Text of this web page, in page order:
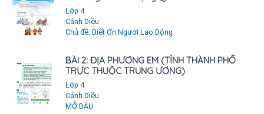
Lớp 4
Cánh Diều
Chủ đề: Biết Ơn Người Lao Động
BÀI 2: ĐỊA PHƯƠNG EM (TỈNH THÀNH PHỐ
TRỰC THUỘC TRUNG ƯƠNG)
Lớp 4
Cánh Diều
MỞ ĐÀU